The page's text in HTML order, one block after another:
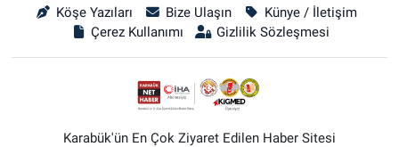
Köşe Yazıları Bize Ulaşın
Künye / İletişim
Çerez Kullanımı
Gizlilik Sözleşmesi
Karabük'ün En Çok Ziyaret Edilen Haber Sitesi